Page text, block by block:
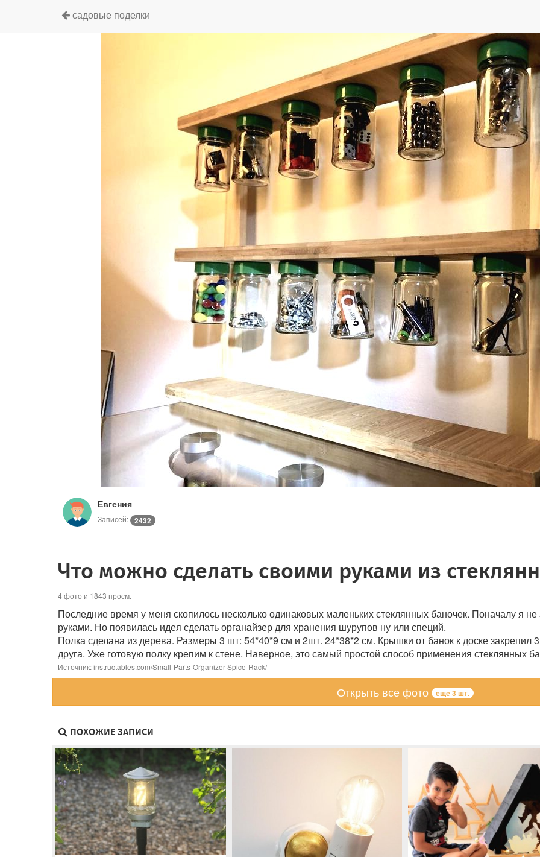
садовые поделки
Евгения
Записей: 2432
Что можно сделать своими руками из
4 фото и 1843 просм.
Последние время у меня скопилось несколько одинаковых маленьких стеклянных баночек. Поначалу я
руками. Но появилась идея сделать органайзер для хранения шурупов ну или специй.
Полка сделана из дерева. Размеры 3 шт: 54*40*9 см и 2шт. 24*38*2 см. Крышки от банок к доске закрепил
друга. Уже готовую полку крепим к стене. Наверное, это самый простой способ применения стеклянных
Источник: instructables.com/Small-Parts-Organizer-Spice-Rack/
Открыть все фото еще 3 шт.
ПОХОЖИЕ ЗАПИСИ